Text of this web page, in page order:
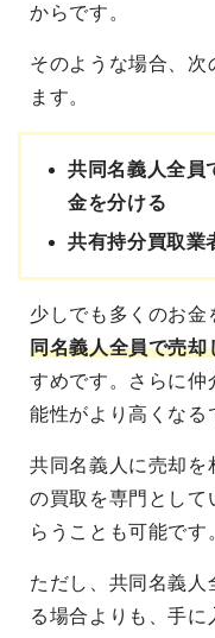
からです。
そのような場合、次
ます。
共同名義人全員
金を分ける
共有持分買取業
少しでも多くのお
同名義人全員で売却
すめです。さらに仲
能性がより高くなる
共同名義人に売却を
の買取を専門として
らうことも可能です
ただし、共同名義人
る場合よりも、手に